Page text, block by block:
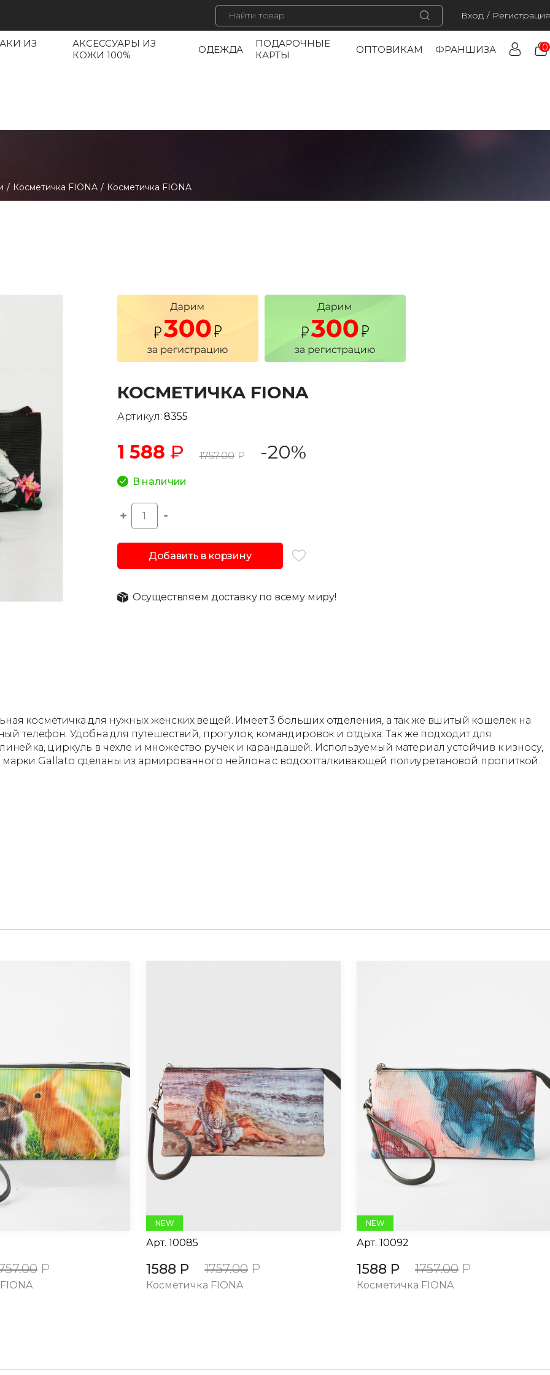
Вход / Регистрация
ИЗ
АКСЕССУАРЫ ИЗ
КОЖИ 100%
ОДЕЖДА
ПОДАРОЧНЫЕ
КАРТЫ
ОПТОВИКАМ ФРАНШИЗА 0
/ Косметичка FIONA / Косметичка FIONA
КОСМЕТИЧКА FIONA
Артикул: 8355
1 588 ₽ 1757.00 Р -20%
В наличии
Добавить в корзину
Осуществляем доставку по всему миру!
косметичка для нужных женских вещей. Имеет 3 больших отделения, а так же вшитый кошелек на
телефон. Удобна для путешествий, прогулок, командировок и отдыха. Так же подходит для
циркуль в чехле и множество ручек и карандашей. Используемый материал устойчив к износу,
марки Gallato сделаны из армированного нейлона с водоотталкивающей полиуретановой пропиткой.
Р
NEW
Арт. 10085
1588 Р 1757.00 Р
Косметичка FIONA
NEW
Арт. 10092
1588 Р 1757.00 Р
Косметичка FIONA